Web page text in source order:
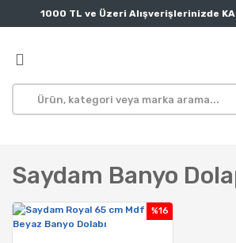
1000 TL ve Üzeri Alışverişlerinizde
Saydam Banyo
%16